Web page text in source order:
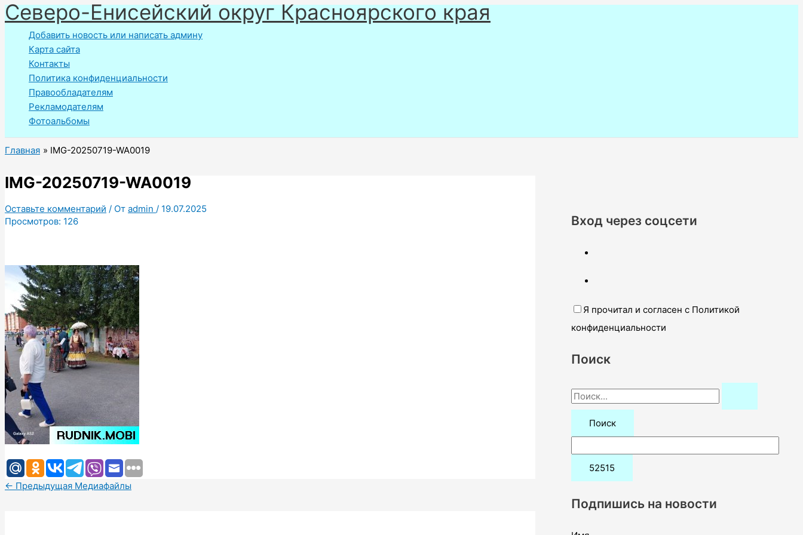
Перейти
к
содержимому
Северо-Енисейский округ Красноярского края
Добавить новость или написать админу
Карта сайта
Контакты
Политика конфиденциальности
Правообладателям
Рекламодателям
Фотоальбомы
Главная IMG-20250719-WA0019
IMG-20250719-WA0019
Оставьте комментарий / От admin / 19.07.2025
Просмотров: 126
← Предыдущая Медиафайлы
Вход через соцсети
Я прочитал и согласен с Политикой
конфиденциальности
Поиск
П
о
:
Подпишись на новости